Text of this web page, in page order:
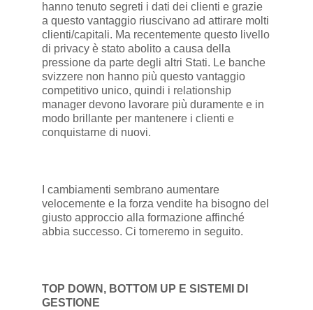
hanno tenuto segreti i dati dei clienti e grazie
a questo vantaggio riuscivano ad attirare molti
clienti/capitali. Ma recentemente questo livello
di privacy è stato abolito a causa della
pressione da parte degli altri Stati. Le banche
svizzere non hanno più questo vantaggio
competitivo unico, quindi i relationship
manager devono lavorare più duramente e in
modo brillante per mantenere i clienti e
conquistarne di nuovi.
I cambiamenti sembrano aumentare
velocemente e la forza vendite ha bisogno del
giusto approccio alla formazione affinché
abbia successo. Ci torneremo in seguito.
TOP DOWN, BOTTOM UP E SISTEMI DI
GESTIONE